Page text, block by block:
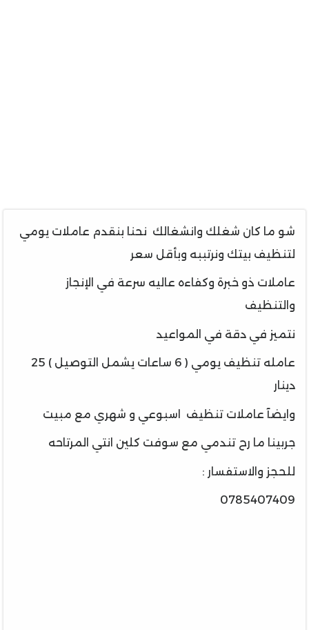
شو ما كان شغلك وانشغالك نحنا بنقدم عاملات يومي
لتنظيف بيتك ونرتببه وبأقل سعر
عاملات ذو خبرة وكفاءه عاليه سرعة في الإنجاز
والتنظيف
نتميز في دقة في المواعيد
عامله تنظيف يومي ( 6 ساعات يشمل التوصيل ) 25
دينار
وايضآ عاملات تنظيف اسبوعي و شهري مع مبيت
جربينا ما رح تندمي مع سوفت كلين انتي المرتاحه
للحجز والاستفسار :
0785407409